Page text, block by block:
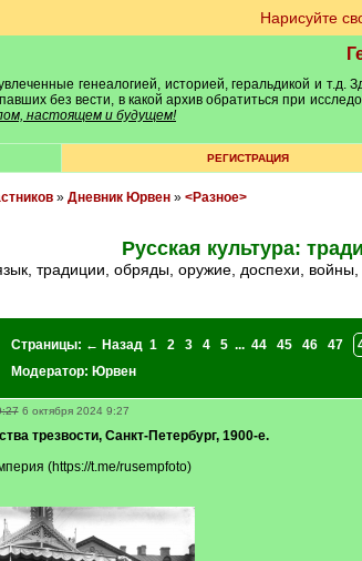
Нарисуйте
генеалогией, историей, геральдикой и т.д.
без вести, в какой архив обратиться при
настоящем и будущем!
РЕГИСТРАЦИЯ
» Дневник Юрвен» <Разное>
Русская культура:
язык, традиции, обряды, оружие, доспехи,
Страницы: ← Назад 1 2 3 4 5 ... 44 45 46 47
Модератор: Юрвен
6 октября 2024 9:27
трезвости, Санкт-Петербург, 1900-е.
(https://t.me/rusempfoto)